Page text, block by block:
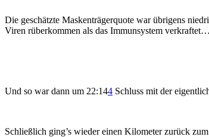
Die geschätzte Maskenträgerquote war übrigens
Viren rüberkommen als das Immunsystem verkraftet…
Und so war dann um 22:144 Schluss mit der
Schließlich ging’s wieder einen Kilometer zurück